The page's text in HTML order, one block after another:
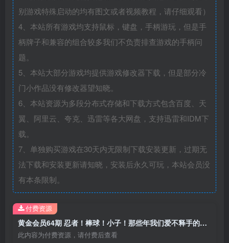
别游戏特殊启动的均有图文或者视频教程，请仔细观看）
4、本站所有游戏均支持鼠标，键盘，手柄游玩，但是手
柄牌子和兼容的组合较多我们不负责排查游戏的手柄问
题。
5、本站大部分游戏均提供游戏修改器下载，但是部分冷
门小作品没有修改器望知晓。
6、本站资源为多段分布式存储和下载方式包含百度、天
翼、阿里云、夸克、迅雷等各大网盘，支持迅雷和IDM下
载。
7、单独购买游戏在30天内无限制下载安装更新，过期无
法下载和安装更新请知晓，安装后永久可玩，本站会员没
有本条限制。
黄金会员64期 忍者！棒球！小子！那些年我们爱不释手的街机
此内容为付费资源，请付费后查看
付费资源